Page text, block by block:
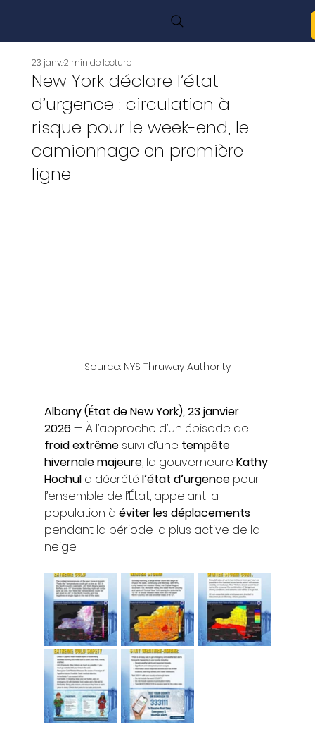
New York déclare l’état
d’urgence : circulation à
risque pour le week-end, le
camionnage en première
ligne
23 janv.2 min de lecture
Source: NYS Thruway Authority
Albany (État de New York), 23 janvier
2026 — À l’approche d’un épisode de
froid extrême suivi d’une tempête
hivernale majeure, la gouverneure Kathy
Hochul a décrété l’état d’urgence pour
l’ensemble de l’État, appelant la
population à éviter les déplacements
pendant la période la plus active de la
neige.